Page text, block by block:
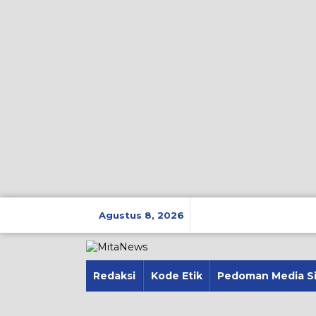
Agustus 8, 2026
Redaksi Kode Etik Pedoman Media